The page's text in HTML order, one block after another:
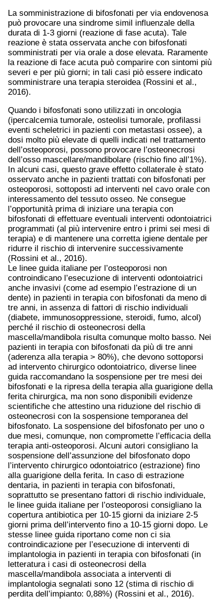
La somministrazione di bifosfonati per via endovenosa
può provocare una sindrome simil influenzale della
durata di 1-3 giorni (reazione di fase acuta). Tale
reazione è stata osservata anche con bifosfonati
somministrati per via orale a dose elevata. Raramente
la reazione di face acuta può comparire con sintomi più
severi e per più giorni; in tali casi piò essere indicato
somministrare una terapia steroidea (Rossini et al.,
2016).
Quando i bifosfonati sono utilizzati in oncologia
(ipercalcemia tumorale, osteolisi tumorale, profilassi
eventi scheletrici in pazienti con metastasi ossee), a
dosi molto più elevate di quelli indicati nel trattamento
dell’osteoporosi, possono provocare l’osteonecrosi
dell’osso mascellare/mandibolare (rischio fino all’1%).
In alcuni casi, questo grave effetto collaterale è stato
osservato anche in pazienti trattati con bifosfonati per
osteoporosi, sottoposti ad interventi nel cavo orale con
interessamento del tessuto osseo. Ne consegue
l’opportunità prima di iniziare una terapia con
bifosfonati di effettuare eventuali interventi odontoiatrici
programmati (al più intervenire entro i primi sei mesi di
terapia) e di mantenere una corretta igiene dentale per
ridurre il rischio di intervenire successivamente
(Rossini et al., 2016).
Le linee guida italiane per l’osteoporosi non
controindicano l’esecuzione di interventi odontoiatrici
anche invasivi (come ad esempio l’estrazione di un
dente) in pazienti in terapia con bifosfonati da meno di
tre anni, in assenza di fattori di rischio individuali
(diabete, immunosoppressione, steroidi, fumo, alcol)
perché il rischio di osteonecrosi della
mascella/mandibola risulta comunque molto basso. Nei
pazienti in terapia con bifosfonati da più di tre anni
(aderenza alla terapia > 80%), che devono sottoporsi
ad intervento chirurgico odontoiatrico, diverse linee
guida raccomandano la sospensione per tre mesi dei
bifosfonati e la ripresa della terapia alla guarigione della
ferita chirurgica, ma non sono disponibili evidenze
scientifiche che attestino una riduzione del rischio di
osteonecrosi con la sospensione temporanea del
bifosfonato. La sospensione del bifosfonato per uno o
due mesi, comunque, non compromette l’efficacia della
terapia anti-osteoporosi. Alcuni autori consigliano la
sospensione dell’assunzione del bifosfonato dopo
l’intervento chirurgico odontoiatrico (estrazione) fino
alla guarigione della ferita. In caso di estrazione
dentaria, in pazienti in terapia con bifosfonati,
soprattutto se presentano fattori di rischio individuale,
le linee guida italiane per l’osteoporosi consigliano la
copertura antibiotica per 10-15 giorni da iniziare 2-5
giorni prima dell’intervento fino a 10-15 giorni dopo. Le
stesse linee guida riportano come non ci sia
controindicazione per l’esecuzione di interventi di
implantologia in pazienti in terapia con bifosfonati (in
letteratura i casi di osteonecrosi della
mascella/mandibola associata a interventi di
implantologia segnalati sono 12 (stima di rischio di
perdita dell’impianto: 0,88%) (Rossini et al., 2016).